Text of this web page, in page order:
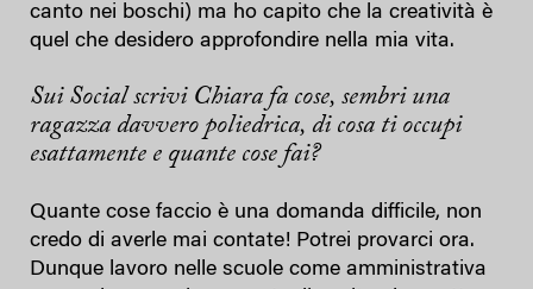
canto nei boschi) ma ho capito che la creatività è
quel che desidero approfondire nella mia vita.
Sui Social scrivi Chiara fa cose, sembri una
ragazza davvero poliedrica, di cosa ti occupi
esattamente e quante cose fai?
Quante cose faccio è una domanda difficile, non
credo di averle mai contate! Potrei provarci ora.
Dunque lavoro nelle scuole come amministrativa